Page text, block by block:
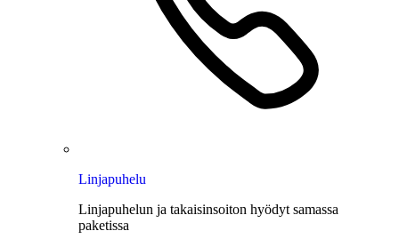
Linjapuhelu
Linjapuhelun ja takaisinsoiton hyödyt samassa
paketissa